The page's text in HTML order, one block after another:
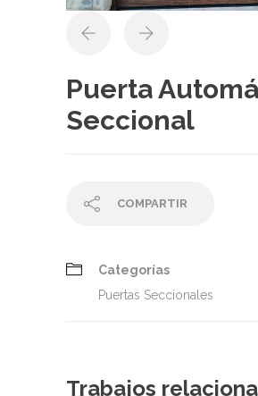
Puerta
Seccional
COMPARTIR
Categorías
Puertas Seccionales
Trabajos